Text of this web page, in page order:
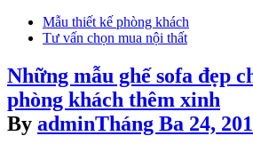
PostedMẫu thiết kế phòng khách
Tư vấn chọn mua nội thất
Những mẫu ghế sofa đẹp
phòng khách thêm xinh
By adminTháng Ba 24,